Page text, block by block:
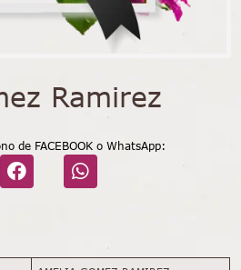
Ramirez
de FACEBOOK o WhatsApp: